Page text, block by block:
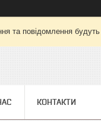
та повідомлення
КОНТАКТИ